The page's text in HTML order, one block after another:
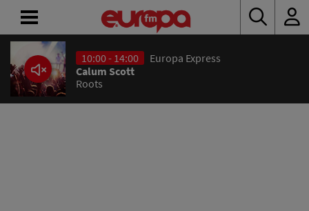
10:00 - 14:00
Europa Express
Calum Scott
Roots
ACASĂ
ȘTIRI